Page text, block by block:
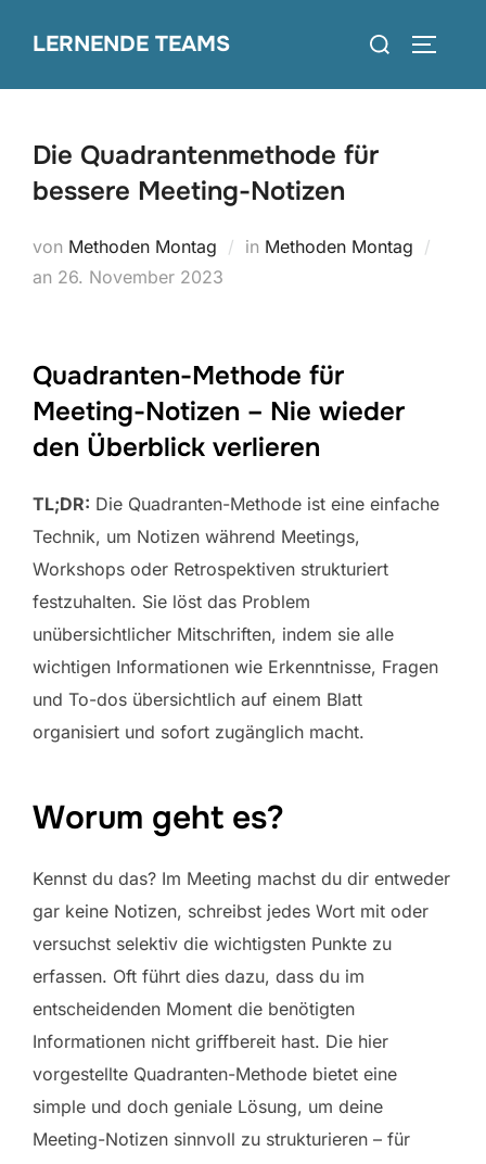
InhaltLERNENDE TEAMS
Suchen
Die Quadrantenmethode für
bessere Meeting-Notizen
von Methoden Montag in Methoden Montag
an Veröffentlicht
26. November 2023
Quadranten-Methode für
Meeting-Notizen – Nie wieder
den Überblick verlieren
TL;DR: Die Quadranten-Methode ist eine einfache
Technik, um Notizen während Meetings,
Workshops oder Retrospektiven strukturiert
festzuhalten. Sie löst das Problem
unübersichtlicher Mitschriften, indem sie alle
wichtigen Informationen wie Erkenntnisse, Fragen
und To-dos übersichtlich auf einem Blatt
organisiert und sofort zugänglich macht.
Worum geht es?
Kennst du das? Im Meeting machst du dir entweder
gar keine Notizen, schreibst jedes Wort mit oder
versuchst selektiv die wichtigsten Punkte zu
erfassen. Oft führt dies dazu, dass du im
entscheidenden Moment die benötigten
Informationen nicht griffbereit hast. Die hier
vorgestellte Quadranten-Methode bietet eine
simple und doch geniale Lösung, um deine
Meeting-Notizen sinnvoll zu strukturieren – für